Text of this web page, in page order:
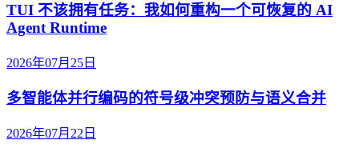
TUI 不该拥有任务：我如何重构一个可恢复的 AI
Agent Runtime
2026年07月25日
多智能体并行编码的符号级冲突预防与语义合并
2026年07月22日